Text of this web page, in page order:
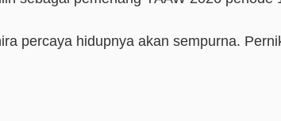
percaya hidupnya akan sempurna.
calon suaminya sendiri berselingkuh